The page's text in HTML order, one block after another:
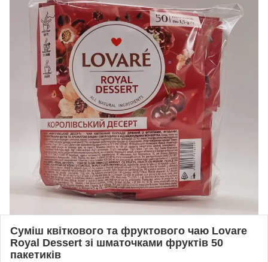
Суміш квіткового та фруктового чаю Lovare
Royal Dessert зі шматочками фруктів 50
пакетиків